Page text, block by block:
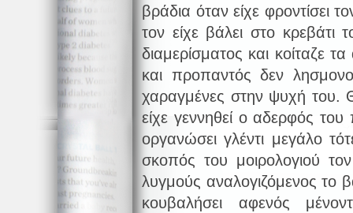
βράδια όταν είχε φροντίσει
τον είχε βάλει στο κρεβάτι
διαμερίσματος και κοίταζε
και προπαντός δεν
χαραγμένες στην ψυχή του.
είχε γεννηθεί ο αδερφός
οργανώσει γλέντι μεγάλο
σκοπός του μοιρολογιού
λυγμούς αναλογιζόμενος το
κουβαλήσει αφενός